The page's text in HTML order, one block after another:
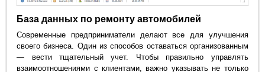
База данных по ремонту автомобилей
Современные предприниматели делают все для улучшения
своего бизнеса. Один из способов оставаться организованным
— вести тщательный учет. Чтобы правильно управлять
взаимоотношениями с клиентами, важно указывать не только